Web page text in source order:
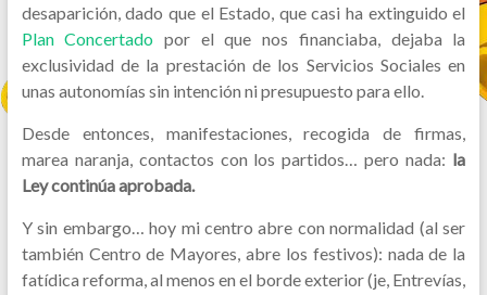
desaparición, dado que el Estado, que casi ha extinguido el
Plan Concertado por el que nos financiaba, dejaba la
exclusividad de la prestación de los Servicios Sociales en
unas autonomías sin intención ni presupuesto para ello.
Desde entonces, manifestaciones, recogida de firmas,
marea naranja, contactos con los partidos… pero nada: la
Ley continúa aprobada.
Y sin embargo… hoy mi centro abre con normalidad (al ser
también Centro de Mayores, abre los festivos): nada de la
fatídica reforma, al menos en el borde exterior (je, Entrevías,